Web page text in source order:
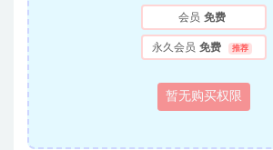
会员 免费
永久会员 免费 推荐
暂无购买权限